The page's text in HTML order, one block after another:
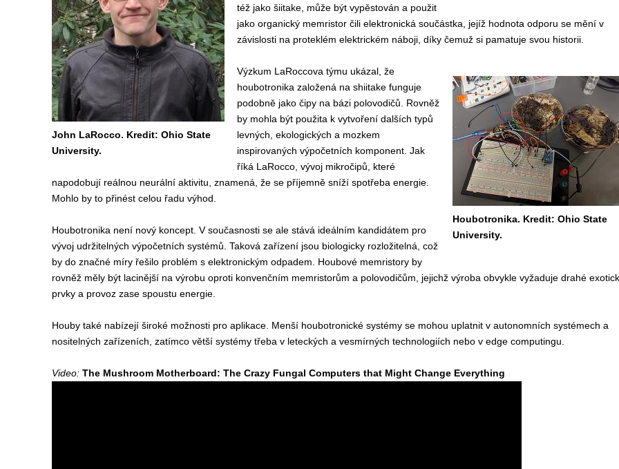
John LaRocco. Kredit: Ohio State
University.
též jako šiitake, může být vypěstován a použit
jako organický memristor čili elektronická součástka, jejíž hodnota odporu se mění v
závislosti na proteklém elektrickém náboji, díky čemuž si pamatuje svou historii.
Houbotronika. Kredit: Ohio State
University.
Výzkum LaRoccova týmu ukázal, že
houbotronika založená na shiitake funguje
podobně jako čipy na bázi polovodičů. Rovněž
by mohla být použita k vytvoření dalších typů
levných, ekologických a mozkem
inspirovaných výpočetních komponent. Jak
říká LaRocco, vývoj mikročipů, které
napodobují reálnou neurální aktivitu, znamená, že se příjemně sníží spotřeba energie.
Mohlo by to přinést celou řadu výhod.
Houbotronika není nový koncept. V současnosti se ale stává ideálním kandidátem pro
vývoj udržitelných výpočetních systémů. Taková zařízení jsou biologicky rozložitelná, což
by do značné míry řešilo problém s elektronickým odpadem. Houbové memristory by
rovněž měly být lacinější na výrobu oproti konvenčním memristorům a polovodičům, jejichž výroba obvykle vyžaduje drahé
prvky a provoz zase spoustu energie.
Houby také nabízejí široké možnosti pro aplikace. Menší houbotronické systémy se mohou uplatnit v autonomních systémech a
nositelných zařízeních, zatímco větší systémy třeba v leteckých a vesmírných technologiích nebo v edge computingu.
Video: The Mushroom Motherboard: The Crazy Fungal Computers that Might Change Everything